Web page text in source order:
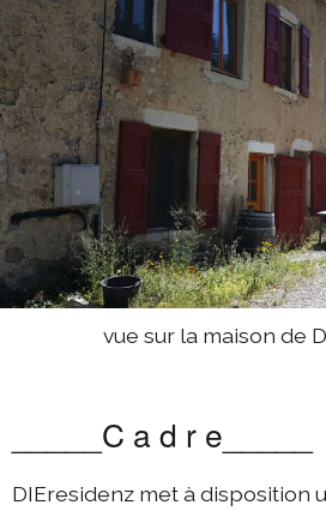
2018 échange Berlin-Die
2018 échange Die-Berlin
2018 programme d'été
vue sur la maison de
_____C a d r e_____
DIEresidenz met à disposition